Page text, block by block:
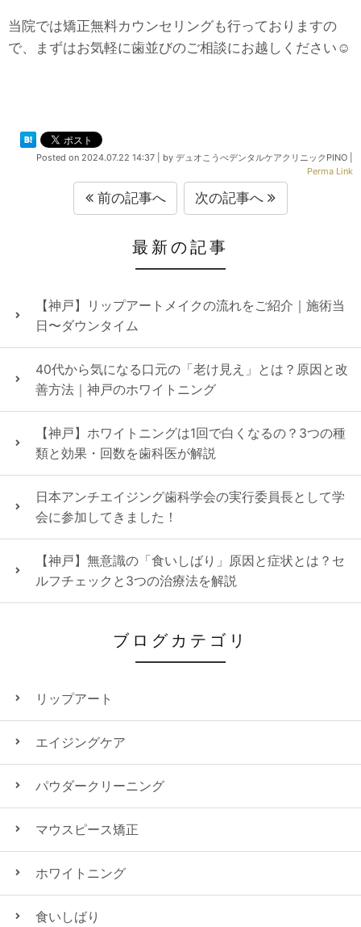
当院では矯正無料カウンセリングも行っておりますの
で、まずはお気軽に歯並びのご相談にお越しください☺
Posted on 2024.07.22 14:37 by デュオこうべデンタルケアクリニックPINO
Perma Link
前の記事へ 次の記事へ
最新の記事
【神戸】リップアートメイクの流れをご紹介｜施術当
日〜ダウンタイム
40代から気になる口元の「老け見え」とは？原因と改
善方法｜神戸のホワイトニング
【神戸】ホワイトニングは1回で白くなるの？3つの種
類と効果・回数を歯科医が解説
日本アンチエイジング歯科学会の実行委員長として学
会に参加してきました！
【神戸】無意識の「食いしばり」原因と症状とは？セ
ルフチェックと3つの治療法を解説
ブログカテゴリ
リップアート
エイジングケア
パウダークリーニング
マウスピース矯正
ホワイトニング
食いしばり